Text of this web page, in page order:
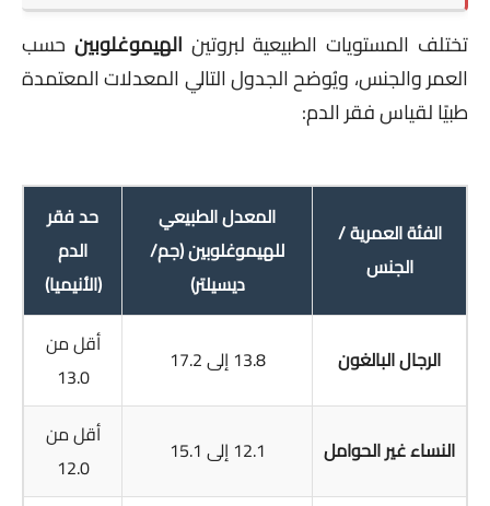
تختلف المستويات الطبيعية لبروتين الهيموغلوبين حسب
العمر والجنس، ويُوضح الجدول التالي المعدلات المعتمدة
طبيًا لقياس فقر الدم:
الفئة العمرية /
الجنس
المعدل الطبيعي
للهيموغلوبين (جم/
ديسيلتر)
حد فقر
الدم
(الأنيميا)
الرجال البالغون 13.8 إلى 17.2
أقل من
13.0
النساء غير الحوامل 12.1 إلى 15.1
أقل من
12.0